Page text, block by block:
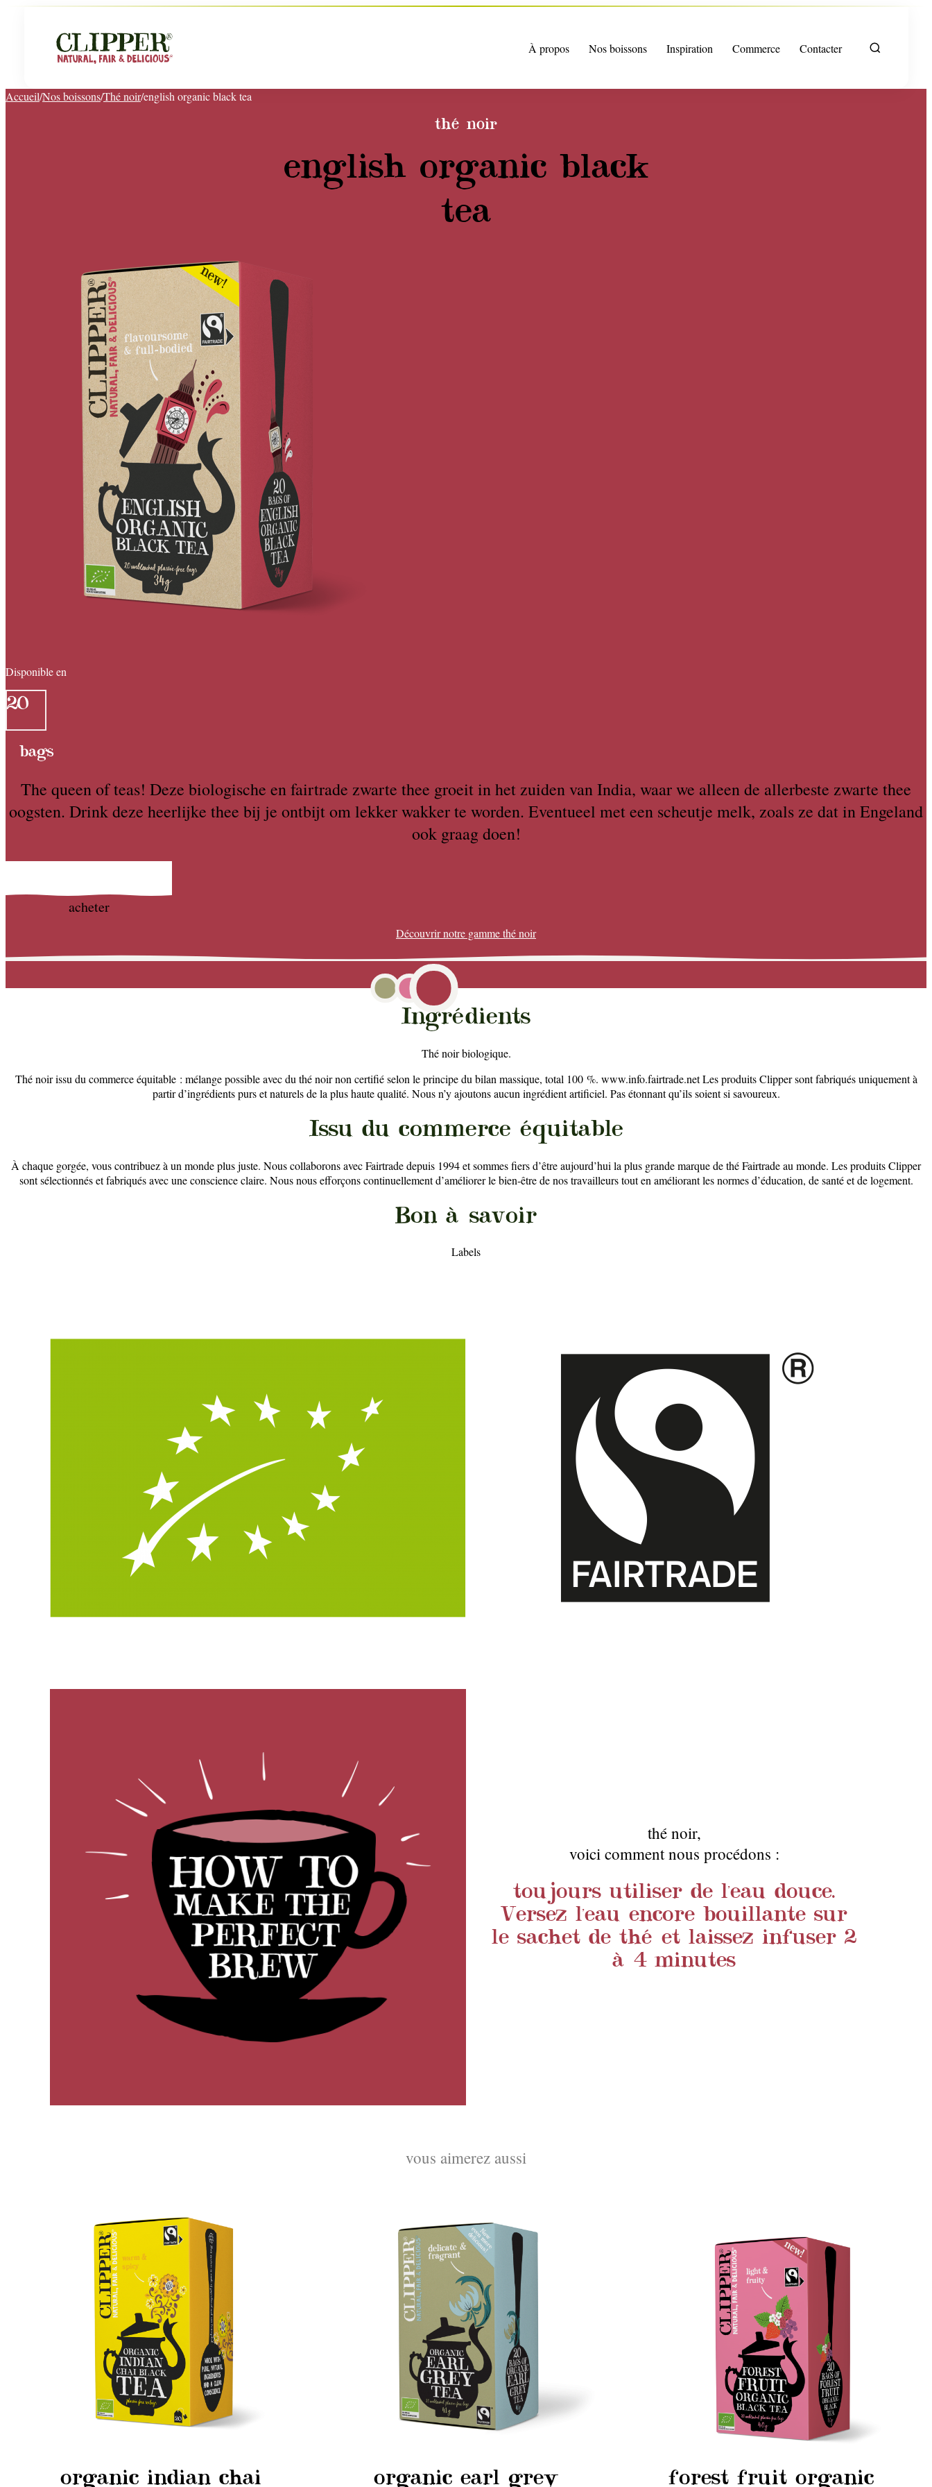
À propos Nos boissons Inspiration Commerce Contacter
Accueil/Nos boissons/Thé noir/english organic black tea
thé noir
english organic black
tea
Disponible en
20
bags
The queen of teas! Deze biologische en fairtrade zwarte thee groeit in het zuiden van India, waar we alleen de allerbeste zwarte thee
oogsten. Drink deze heerlijke thee bij je ontbijt om lekker wakker te worden. Eventueel met een scheutje melk, zoals ze dat in Engeland
ook graag doen!
acheter
Découvrir notre gammethé noir
Ingrédients
Thé noir biologique.
Thé noir issu du commerce équitable : mélange possible avec du thé noir non certifié selon le principe du bilan massique, total 100 %. www.info.fairtrade.net Les produits Clipper sont fabriqués uniquement à
partir d’ingrédients purs et naturels de la plus haute qualité. Nous n’y ajoutons aucun ingrédient artificiel. Pas étonnant qu’ils soient si savoureux.
Issu du commerce équitable
À chaque gorgée, vous contribuez à un monde plus juste. Nous collaborons avec Fairtrade depuis 1994 et sommes fiers d’être aujourd’hui la plus grande marque de thé Fairtrade au monde. Les produits Clipper
sont sélectionnés et fabriqués avec une conscience claire. Nous nous efforçons continuellement d’améliorer le bien-être de nos travailleurs tout en améliorant les normes d’éducation, de santé et de logement.
Bon à savoir
Labels
thé noir,
voici comment nous procédons :
toujours utiliser de l'eau douce.
Versez l'eau encore bouillante sur
le sachet de thé et laissez infuser 2
à 4 minutes
vous aimerez aussi
organic indian chai organic earl grey forest fruit organic